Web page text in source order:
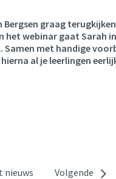
Bergsen graag
het webinar gaat Sarah
Samen met handige
al je leerlingen
nieuws Volgende